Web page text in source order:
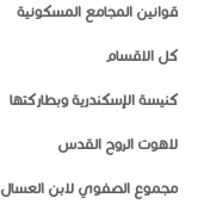
قوانين المجامع المسكونية
كل الاقسام
كنيسة الإسكندرية وبطاركتها
لاهوت الروح القدس
مجموع الصفوي لابن العسال